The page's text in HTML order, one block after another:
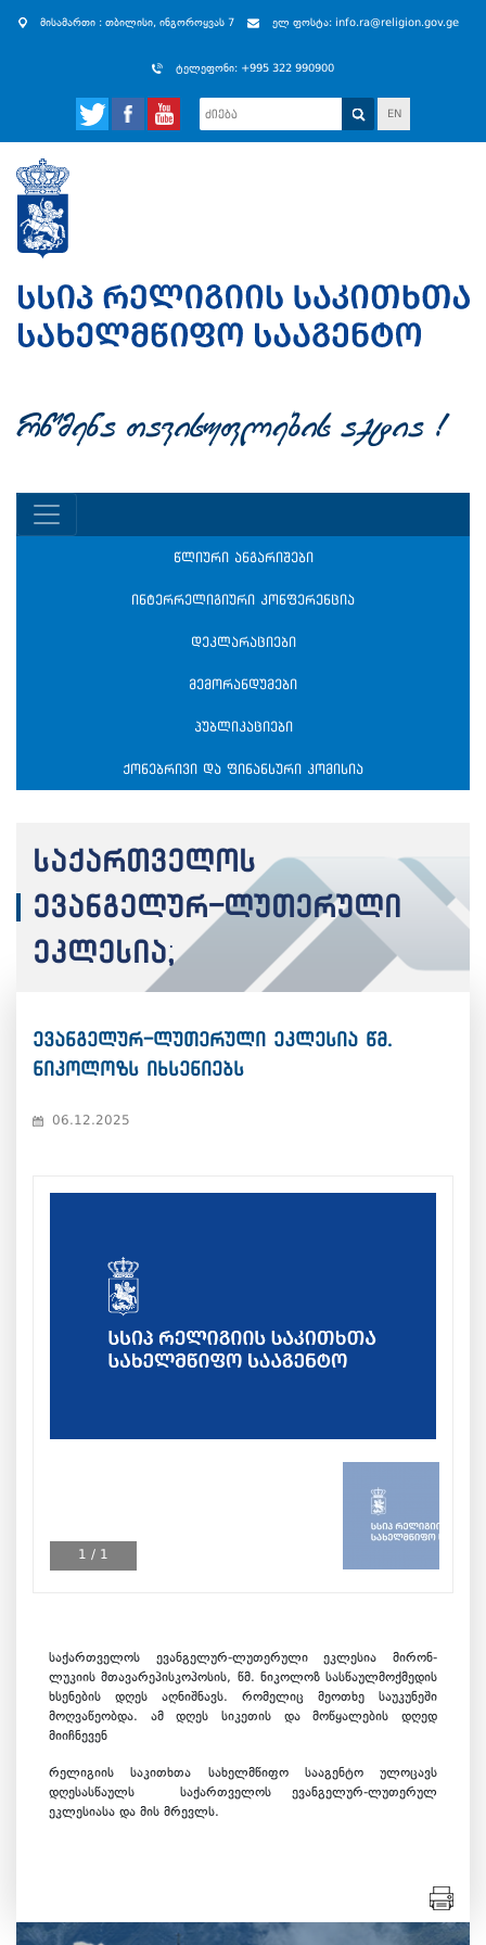
მისამართი : თბილისი, ინგოროყვას 7 ელ ფოსტა: info.ra@religion.gov.ge
ტელეფონი: +995 322 990900
EN
rwmena Tavisuflebis aqtia !
წლიური ანგარიშები
ინტერრელიგიური კონფერენცია
დეკლარაციები
მემორანდუმები
პუბლიკაციები
ქონებრივი და ფინანსური კომისია
საქართველოს
ევანგელურ-ლუთერული
ეკლესია;
ევანგელურ-ლუთერული ეკლესია წმ.
ნიკოლოზს იხსენიებს
06.12.2025
1 / 1
საქართველოს ევანგელურ-ლუთერული ეკლესია მირონ-
ლუკიის მთავარეპისკოპოსის, წმ. ნიკოლოზ სასწაულმოქმედის
ხსენების დღეს აღნიშნავს. რომელიც მეოთხე საუკუნეში
მოღვაწეობდა. ამ დღეს სიკეთის და მოწყალების დღედ
მიიჩნევენ
რელიგიის საკითხთა სახელმწიფო სააგენტო ულოცავს
დღესასწაულს საქართველოს ევანგელურ-ლუთერულ
ეკლესიასა და მის მრევლს.